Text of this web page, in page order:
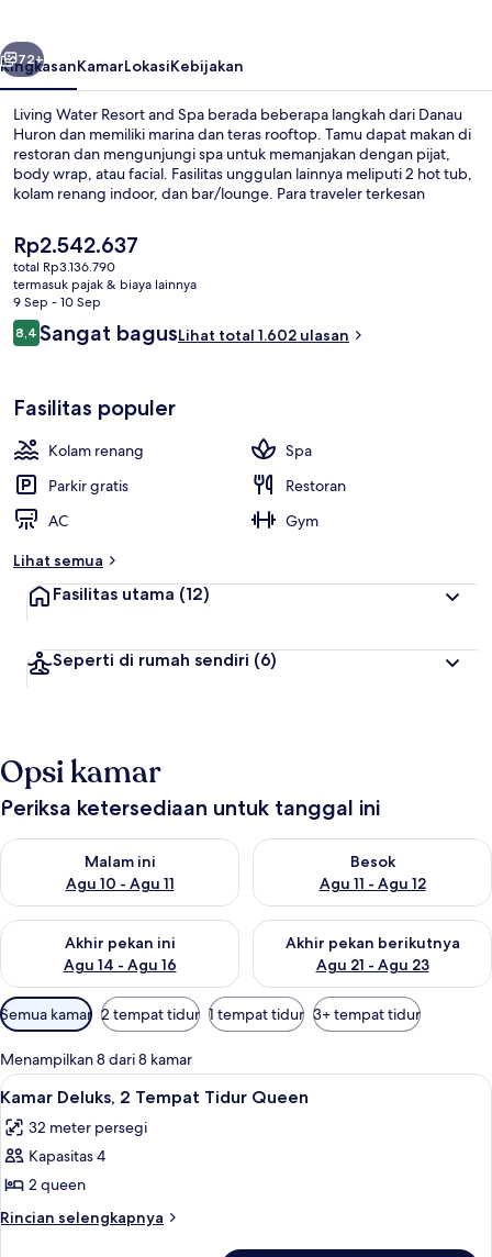
Berikutnya
72+
RingkasanKamarLokasiKebijakan
Living Water Resort and Spa berada beberapa langkah dari Danau
Huron dan memiliki marina dan teras rooftop. Tamu dapat makan di
restoran dan mengunjungi spa untuk memanjakan dengan pijat,
body wrap, atau facial. Fasilitas unggulan lainnya meliputi 2 hot tub,
kolam renang indoor, dan bar/lounge. Para traveler terkesan
Harga
saat
ini
Rp2.542.637
Rp2.542.637
total Rp3.136.790
termasuk pajak & biaya lainnya
9 Sep - 10 Sep
Ulasan
8,48,4 dari 10
Sangat bagusLihat total 1.602 ulasan
Fasilitas populer
Kolam renang
Spa
Parkir gratis
Restoran
AC
Gym
Lihat semua
Fasilitas utama (12)
Seperti di rumah sendiri (6)
Opsi kamar
Periksa ketersediaan untuk tanggal ini
Malam ini
Agu 10 - Agu 11
Periksa ketersediaan untuk malam ini Agu 10 - Agu 11
Besok
Agu 11 - Agu 12
Periksa ketersediaan untuk
Akhir pekan ini
Agu 14 - Agu 16
Periksa ketersediaan untuk akhir pekan ini Agu 14 - Agu 16
Akhir pekan berikutnya
Agu 21 - Agu 23
Periksa ketersediaan untuk
Filter
tersedia
untuk
kamar
Semua kamar 2 tempat tidur 1 tempat tidur 3+ tempat tidur
Menampilkan 8 dari 8 kamar
Lihat
semua
foto
untuk
Kamar
Deluks,
12
Kamar Deluks, 2 Tempat Tidur Queen
32 meter persegi
Kapasitas 4
2 queen
Rincian selengkapnya
Rincian